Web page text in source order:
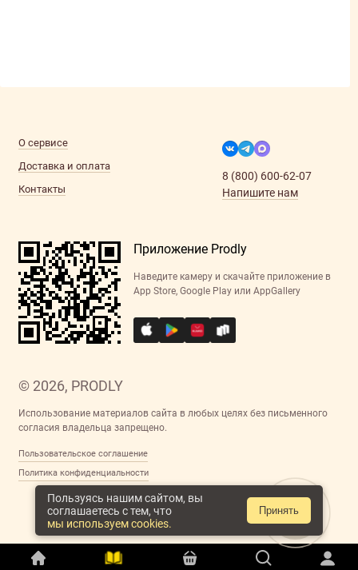
Пользуясь нашим сайтом, вы
соглашаетесь с тем, что
мы используем cookies.
Принять
© 2026, PRODLY
Использование материалов сайта в любых целях без письменного
согласия владельца запрещено.
Пользовательское соглашение
Политика конфиденциальности
О сервисе
Доставка и оплата
Контакты
8 (800) 600-62-07
Напишите нам
Приложение Prodly
Наведите камеру и скачайте приложение в
App Store, Google Play или AppGallery